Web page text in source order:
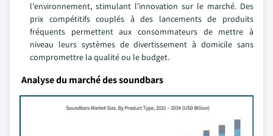
l'environnement, stimulant l'innovation sur le marché. Des
prix compétitifs couplés à des lancements de produits
fréquents permettent aux consommateurs de mettre à
niveau leurs systèmes de divertissement à domicile sans
compromettre la qualité ou le budget.
Analyse du marché des soundbars